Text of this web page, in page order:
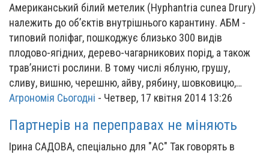
Американський білий метелик (Hyphantria cunea Drury)
належить до об’єктів внутрішнього карантину. АБМ -
типовий поліфаг, пошкоджує близько 300 видів
плодово-ягідних, дерево-чагарникових порід, а також
трав’янисті рослини. В тому числі яблуню, грушу,
сливу, вишню, черешню, айву, рябину, шовковицю,…
Агрономія Сьогодні - Четвер, 17 квітня 2014 13:26
Партнерів на переправах не міняють
Ірина САДОВА, спеціально для "АС" Так говорять в